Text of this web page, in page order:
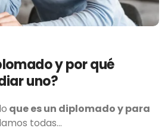
y por qué
uno?
que es un diplomado y para
todas…